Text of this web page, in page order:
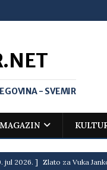
- SVEMIR
MAGAZIN
jul 2026. ] Zlato za Vuka